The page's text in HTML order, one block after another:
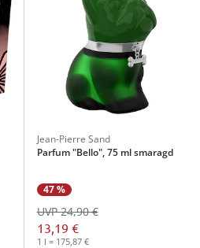
Jean-Pierre Sand
Parfum "Bello", 75 ml smaragd
47 %
13,19 €
UVP 24,90 €
1 l = 175,87 €